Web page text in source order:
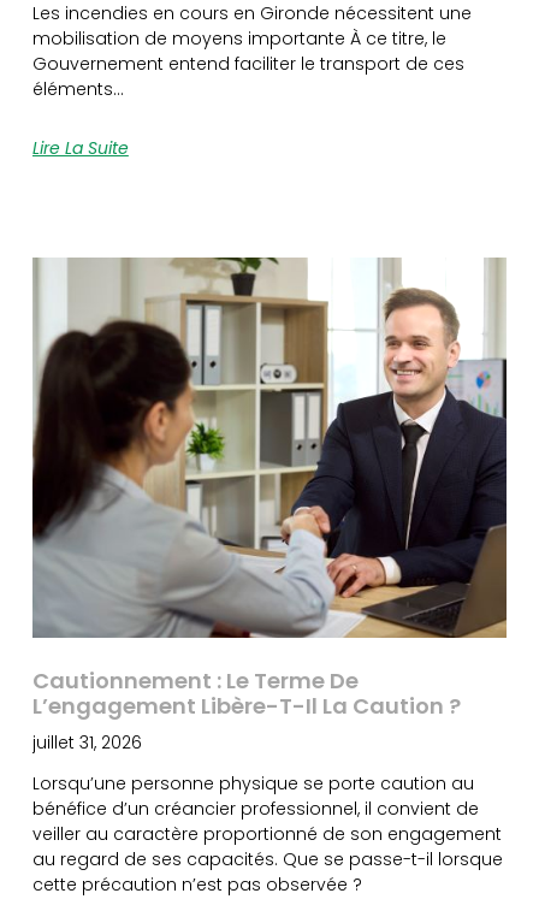
Les incendies en cours en Gironde nécessitent une
mobilisation de moyens importante À ce titre, le
Gouvernement entend faciliter le transport de ces
éléments…
Lire La Suite
Cautionnement : Le Terme De
L’engagement Libère-T-Il La Caution ?
juillet 31, 2026
Lorsqu’une personne physique se porte caution au
bénéfice d’un créancier professionnel, il convient de
veiller au caractère proportionné de son engagement
au regard de ses capacités. Que se passe-t-il lorsque
cette précaution n’est pas observée ?